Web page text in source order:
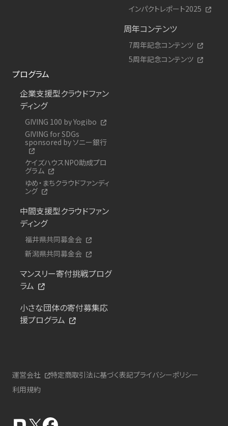
インパクトレポート2025
周年コンテンツ
7周年記念コンテンツ
5周年記念コンテンツ
プログラム
企業支援型クラウドファン
ディング
GIVING 100 by Yogibo
GIVING for SDGs
sponsored by ソニー銀行
ケイズハウスNPO助成プロ
グラム
ゆめ・まちクラウドファンディ
ング
中間支援型クラウドファン
ディング
福井県共同募金会
新潟県共同募金会
マンスリー寄付挑戦プログ
ラム
小さな団体の寄付募集応
援プログラム
運営会社 特定商取引法に基づく表記プライバシーポリシー
利用規約